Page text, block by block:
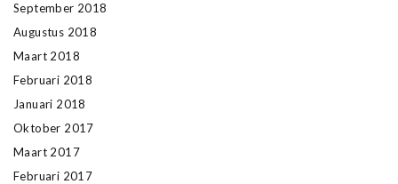
September 2018
Augustus 2018
Maart 2018
Februari 2018
Januari 2018
Oktober 2017
Maart 2017
Februari 2017